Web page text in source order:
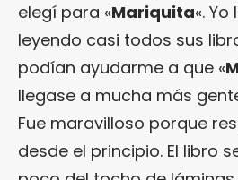
elegí para «Mariquita«.
leyendo casi todos sus
podían ayudarme a que «
llegase a mucha más
Fue maravilloso porque
desde el principio. El libro